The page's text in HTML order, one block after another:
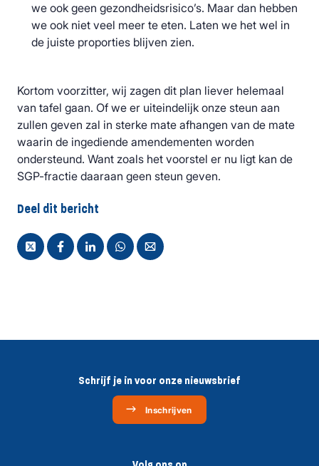
we ook geen gezondheidsrisico’s. Maar dan hebben
we ook niet veel meer te eten. Laten we het wel in
de juiste proporties blijven zien.
Kortom voorzitter, wij zagen dit plan liever helemaal
van tafel gaan. Of we er uiteindelijk onze steun aan
zullen geven zal in sterke mate afhangen van de mate
waarin de ingediende amendementen worden
ondersteund. Want zoals het voorstel er nu ligt kan de
SGP-fractie daaraan geen steun geven.
Deel dit bericht
Schrijf je in voor onze nieuwsbrief
Inschrijven